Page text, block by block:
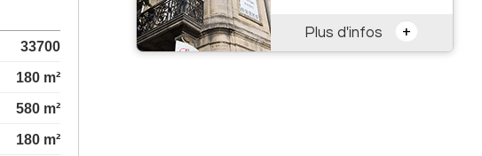
33700
180 m²
580 m²
180 m²
Plus d'infos +